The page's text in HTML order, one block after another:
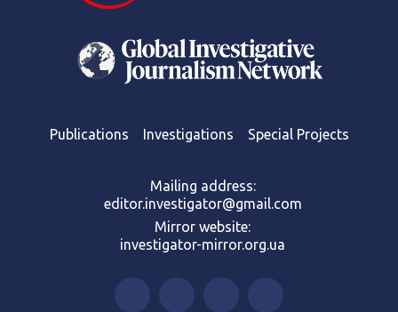
Publications Investigations Special Projects
Mailing address:
editor.investigator@gmail.com
Mirror website:
investigator-mirror.org.ua